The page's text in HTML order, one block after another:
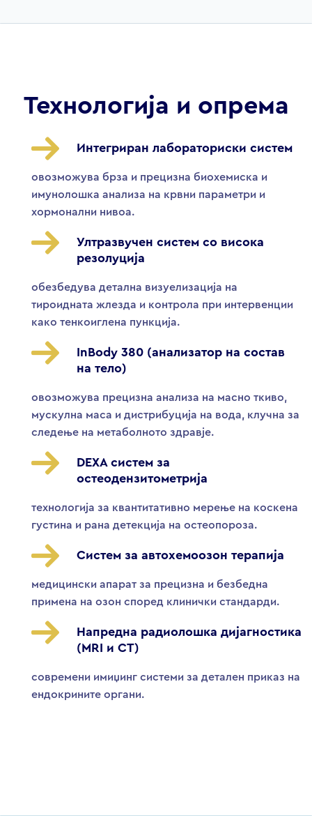
Технологија и опрема
Интегриран лабораториски систем
овозможува брза и прецизна биохемиска и
имунолошка анализа на крвни параметри и
хормонални нивоа.
Ултразвучен систем со висока
резолуција
обезбедува детална визуелизација на
тироидната жлезда и контрола при интервенции
како тенкоиглена пункција.
InBody 380 (анализатор на состав
на тело)
овозможува прецизна анализа на масно ткиво,
мускулна маса и дистрибуција на вода, клучна за
следење на метаболното здравје.
DEXA систем за
остеодензитометрија
технологија за квантитативно мерење на коскена
густина и рана детекција на остеопороза.
Систем за автохемоозон терапија
медицински апарат за прецизна и безбедна
примена на озон според клинички стандарди.
Напредна радиолошка дијагностика
(MRI и CT)
современи имиџинг системи за детален приказ на
ендокрините органи.